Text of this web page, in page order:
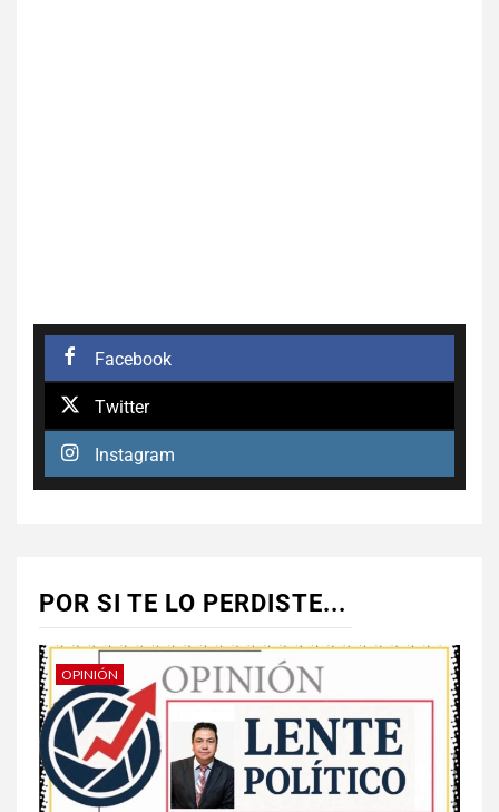
Facebook
Twitter
Instagram
POR SI TE LO PERDISTE...
OPINIÓN